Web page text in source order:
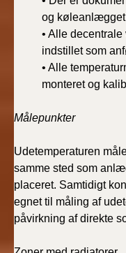
og
• Alle
indstillet som
• Alle
monteret og
Målepunkter
Udetemperaturen
samme sted som
placeret. Samtidigt
egnet til måling af
påvirkning af direkte